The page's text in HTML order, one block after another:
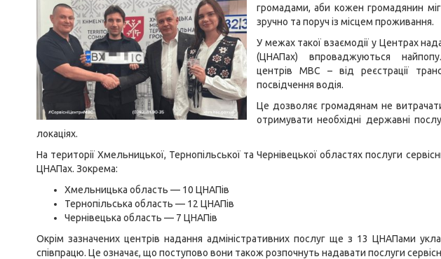
громадами, аби кожен громадянин
зручно та поруч із місцем проживання.
У межах такої взаємодії у Центрах
(ЦНАПах) впроваджуються
центрів МВС – від реєстрації
посвідчення водія.
Це дозволяє громадянам не
отримувати необхідні державні
локаціях.
На території Хмельницької, Тернопільської та Чернівецької областях послуги
ЦНАПах. Зокрема:
Хмельницька область — 10 ЦНАПів
Тернопільська область — 12 ЦНАПів
Чернівецька область — 7 ЦНАПів
Окрім зазначених центрів надання адміністративних послуг ще з 13 ЦНАПами
співпрацю. Це означає, що поступово вони також розпочнуть надавати послуги